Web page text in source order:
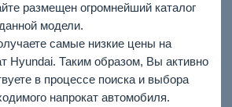
размещен огромнейший каталог
модели.
самые низкие цены на
Hyundai. Таким образом, Вы активно
в процессе поиска и выбора
напрокат автомобиля.